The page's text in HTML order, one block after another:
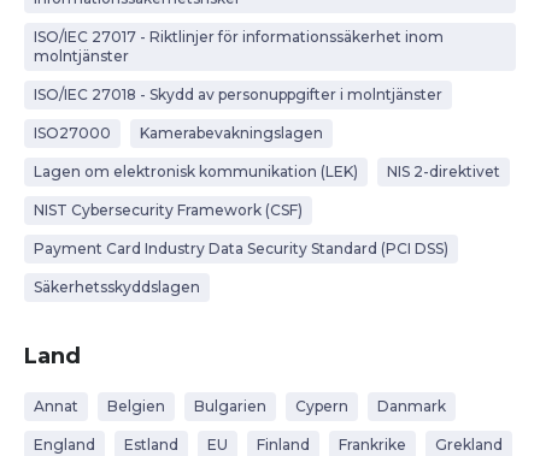
ISO/IEC 27017 - Riktlinjer för informationssäkerhet inom
molntjänster
ISO/IEC 27018 - Skydd av personuppgifter i molntjänster
ISO27000 Kamerabevakningslagen
Lagen om elektronisk kommunikation (LEK) NIS 2-direktivet
NIST Cybersecurity Framework (CSF)
Payment Card Industry Data Security Standard (PCI DSS)
Säkerhetsskyddslagen
Land
Annat Belgien Bulgarien Cypern Danmark
England Estland EU Finland Frankrike Grekland